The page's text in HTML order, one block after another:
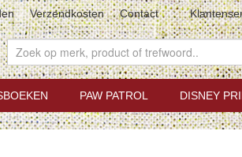
Verzendkosten Contact
PAW PATROL DISNEY